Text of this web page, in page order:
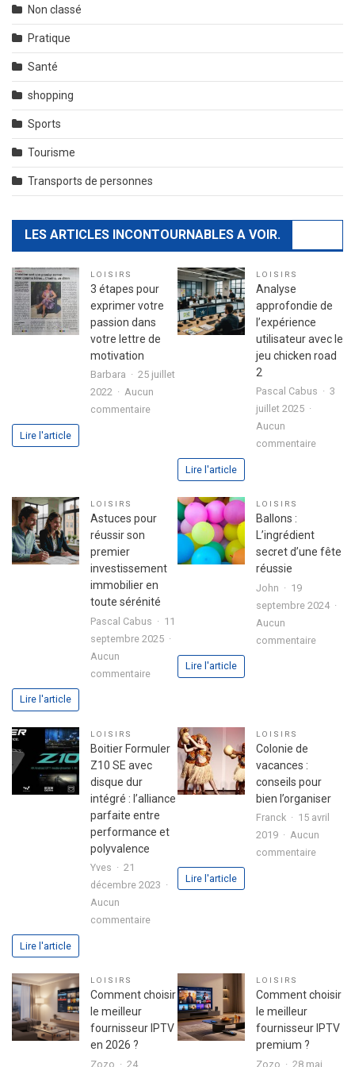
Non classé
Pratique
Santé
shopping
Sports
Tourisme
Transports de personnes
LES ARTICLES INCONTOURNABLES A VOIR.
LOISIRS
3 étapes pour
exprimer votre
passion dans
votre lettre de
motivation
Barbara
25 juillet
2022
Aucun
commentairesur
exprimer
passion
lettre
de
motivation
Lire l'article
LOISIRS
Analyse
approfondie de
l’expérience
utilisateur avec le
jeu chicken road
2
Pascal Cabus
3
juillet 2025
Aucun
commentairesur
avec
chicken
Lire l'article
LOISIRS
Astuces pour
réussir son
premier
investissement
immobilier en
toute sérénité
Pascal Cabus
11
septembre 2025
Aucun
commentairesur
réussir
son
premier
investissement
immobilier
en
toute
Lire l'article
LOISIRS
Ballons :
L’ingrédient
secret d’une fête
réussie
John
19
septembre 2024
Aucun
commentairesur
Lire l'article
LOISIRS
Boitier Formuler
Z10 SE avec
disque dur
intégré : l’alliance
parfaite entre
performance et
polyvalence
Yves
21
décembre 2023
Aucun
commentairesur
SE
disque
Lire l'article
LOISIRS
Colonie de
vacances :
conseils pour
bien l’organiser
Franck
15 avril
2019
Aucun
commentairesur
Lire l'article
LOISIRS
Comment choisir
le meilleur
fournisseur IPTV
en 2026 ?
Zozo
24
LOISIRS
Comment choisir
le meilleur
fournisseur IPTV
premium ?
Zozo
28 mai